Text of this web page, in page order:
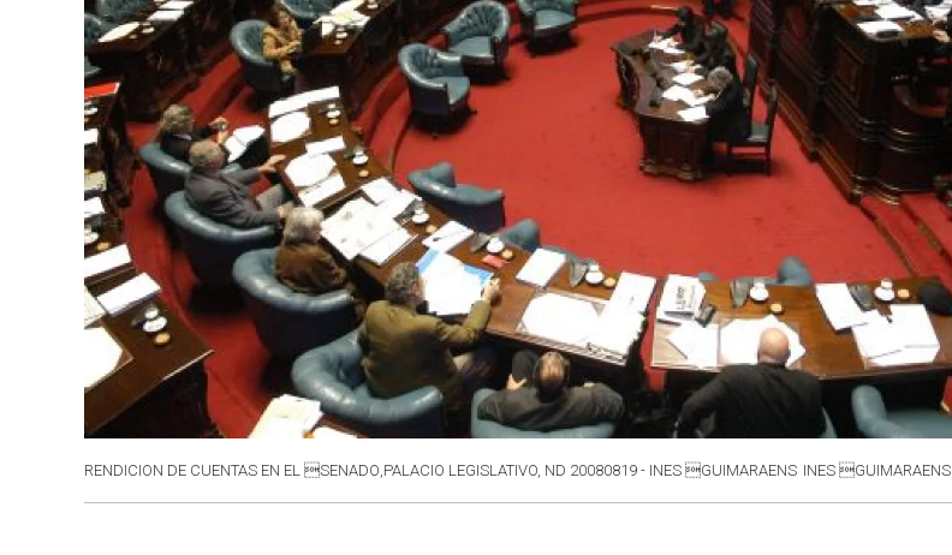
RENDICION DE CUENTAS EN EL SENADO,PALACIO LEGISLATIVO, ND 20080819 - INES GUIMARAENS INES GUIMARAENS